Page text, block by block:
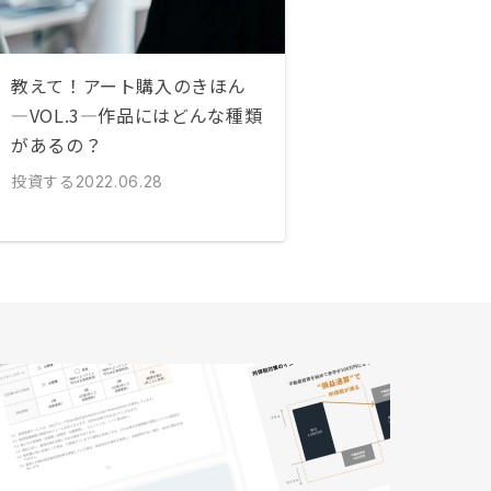
教えて！アート購入のきほん
―VOL.3―作品にはどんな種類
があるの？
投資する 2022.06.28